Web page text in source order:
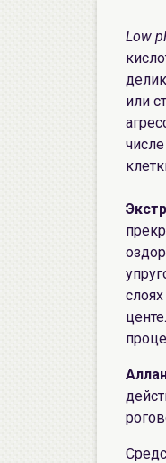
Low
или